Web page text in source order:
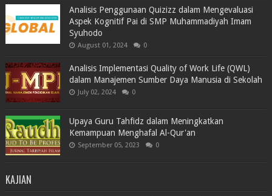
Analisis Penggunaan Quizizz dalam Mengevaluasi
Aspek Kognitif Pai di SMP Muhammadiyah Imam
Syuhodo
August 01, 2024 0
Analisis Implementasi Quality of Work Life (QWL)
dalam Manajemen Sumber Daya Manusia di Sekolah
July 02, 2024 0
Upaya Guru Tahfidz dalam Meningkatkan
Kemampuan Menghafal Al-Qur'an
September 05, 2023 0
KAJIAN